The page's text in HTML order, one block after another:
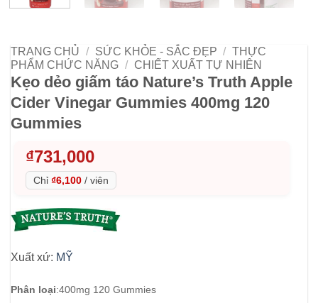
TRANG CHỦ / SỨC KHỎE - SẮC ĐẸP / THỰC
PHẨM CHỨC NĂNG / CHIẾT XUẤT TỰ NHIÊN
Kẹo dẻo giấm táo Nature’s Truth Apple
Cider Vinegar Gummies 400mg 120
Gummies
₫731,000
Chỉ ₫6,100 / viên
Xuất xứ: MỸ
Phân loại:400mg 120 Gummies